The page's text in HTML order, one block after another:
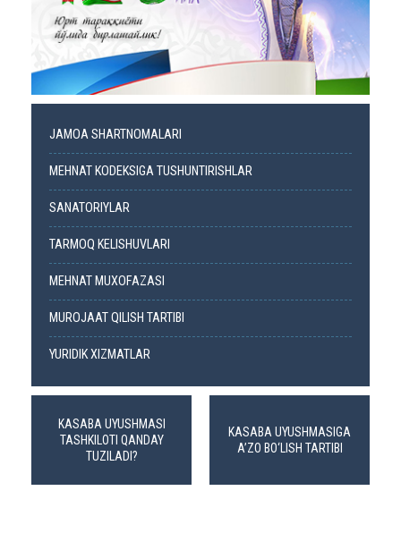
JAMOA SHARTNOMALARI
MEHNAT KODEKSIGA TUSHUNTIRISHLAR
SANATORIYLAR
TARMOQ KELISHUVLARI
MEHNAT MUXOFAZASI
MUROJAAT QILISH TARTIBI
YURIDIK XIZMATLAR
KASABA UYUSHMASI
TASHKILOTI QANDAY
TUZILADI?
KASABA UYUSHMASIGA
A’ZO BO‘LISH TARTIBI